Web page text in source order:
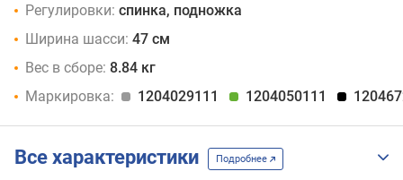
Регулировки: спинка, подножка
Ширина шасси: 47 см
Вес в сборе: 8.84 кг
Маркировка:
1204029111 1204050111
Все характеристики Подробнее